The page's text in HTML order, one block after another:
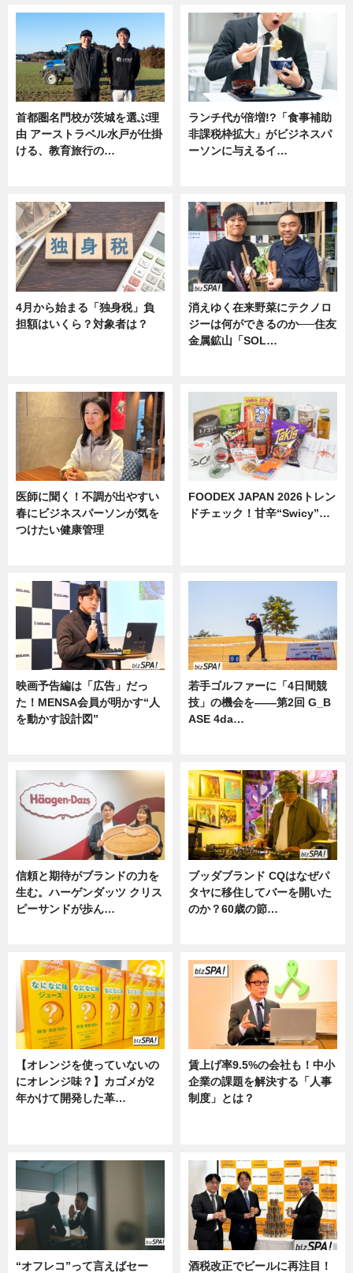
首都圏名門校が茨城を選ぶ理
由 アーストラベル水戸が仕掛
ける、教育旅行の…
ランチ代が倍増!?「食事補助
非課税枠拡大」がビジネスパ
ーソンに与えるイ…
4月から始まる「独身税」負
担額はいくら？対象者は？
消えゆく在来野菜にテクノロ
ジーは何ができるのか──住友
金属鉱山「SOL…
医師に聞く！不調が出やすい
春にビジネスパーソンが気を
つけたい健康管理
FOODEX JAPAN 2026トレン
ドチェック！甘辛“Swicy”…
映画予告編は「広告」だっ
た！MENSA会員が明かす“人
を動かす設計図”
若手ゴルファーに「4日間競
技」の機会を——第2回 G_B
ASE 4da…
信頼と期待がブランドの力を
生む。ハーゲンダッツ クリス
ピーサンドが歩ん…
ブッダブランド CQはなぜパ
タヤに移住してバーを開いた
のか？60歳の節…
【オレンジを使っていないの
にオレンジ味？】カゴメが2
年かけて開発した革…
賃上げ率9.5%の会社も！中小
企業の課題を解決する「人事
制度」とは？
“オフレコ”って言えばセー 酒税改正でビールに再注目！